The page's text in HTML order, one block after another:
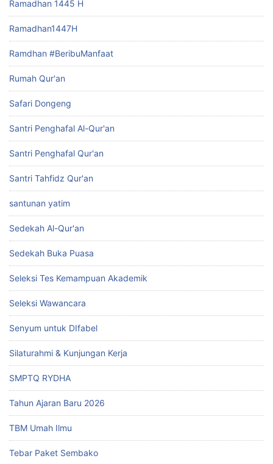
Ramadhan 1445 H
Ramadhan1447H
Ramdhan #BeribuManfaat
Rumah Qur'an
Safari Dongeng
Santri Penghafal Al-Qur'an
Santri Penghafal Qur'an
Santri Tahfidz Qur'an
santunan yatim
Sedekah Al-Qur'an
Sedekah Buka Puasa
Seleksi Tes Kemampuan Akademik
Seleksi Wawancara
Senyum untuk DIfabel
Silaturahmi & Kunjungan Kerja
SMPTQ RYDHA
Tahun Ajaran Baru 2026
TBM Umah Ilmu
Tebar Paket Sembako